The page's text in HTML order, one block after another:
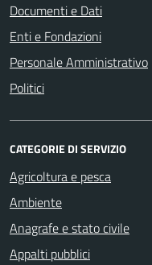
Documenti e Dati
Enti e Fondazioni
Personale Amministrativo
Politici
CATEGORIE DI SERVIZIO
Agricoltura e pesca
Ambiente
Anagrafe e stato civile
Appalti pubblici